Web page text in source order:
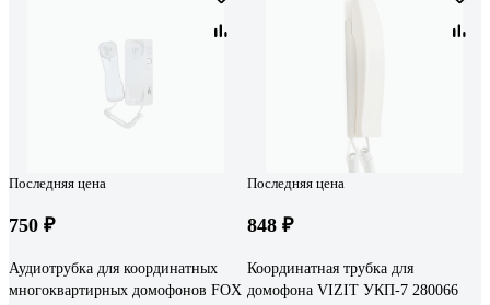
Последняя цена
750 ₽
Аудиотрубка для координатных
многоквартирных домофонов FOX
Последняя цена
848 ₽
Координатная трубка для
домофона VIZIT УКП-7 280066